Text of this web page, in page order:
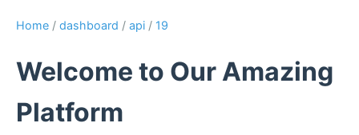
Home / dashboard / api / 19
Welcome to Our Amazing
Platform